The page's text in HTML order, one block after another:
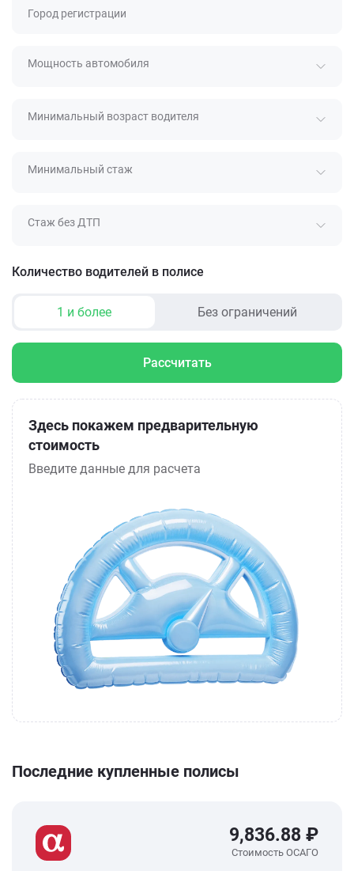
Город регистрации
Мощность автомобиля
Минимальный возраст водителя
Минимальный стаж
Стаж без ДТП
Количество водителей в полисе
1 и более Без ограничений
Рассчитать
Здесь покажем предварительную
стоимость
Введите данные для расчета
Последние купленные полисы
9,836.88 ₽
Стоимость ОСАГО